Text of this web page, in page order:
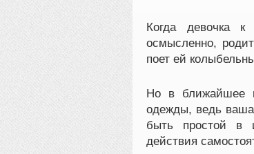
Когда девочка
осмысленно,
поет ей
Но в ближайшее
одежды, ведь ваша
быть простой в
действия